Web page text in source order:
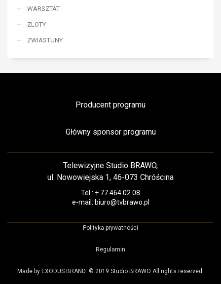
WARSZTAT
ZLOTY
ZWIASTUNY
Producent programu
Główny sponsor programu
Telewizyjne Studio BRAWO,
ul. Nowowiejska 1, 46-073 Chróścina
Tel.: + 77 464 02 08
e-mail: biuro@tvbrawo.pl
Polityka prywatności
Regulamin
Made by EXODUS BRAND © 2019 Studio BRAWO All rights reserved.